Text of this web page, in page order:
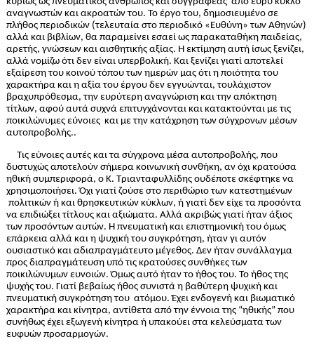
αναγνωστών και ακροατών του. Το έργο του, δημοσιευμένο σε
πλήθος περιοδικών (τελευταία στο περιοδικό «Ευθύνη» των Αθηνών)
αλλά και βιβλίων, θα παραμείνει εσαεί ως παρακαταθήκη παιδείας,
αρετής, γνώσεων και αισθητικής αξίας. Η εκτίμηση αυτή ίσως ξενίζει,
αλλά νομίζω ότι δεν είναι υπερβολική. Και ξενίζει γιατί αποτελεί
εξαίρεση του κοινού τόπου των ημερών μας ότι η ποιότητα του
χαρακτήρα και η αξία του έργου δεν εγγυώνται, τουλάχιστον
βραχυπρόθεσμα, την ευρύτερη αναγνώριση και την απόκτηση
τίτλων, αφού αυτά συχνά επιτυγχάνονται και κατακτούνται με τις
ποικιλώνυμες εύνοιες και με την κατάχρηση των σύγχρονων μέσων
αυτοπροβολής..
Τις εύνοιες αυτές και τα σύγχρονα μέσα αυτοπροβολής, που
δυστυχώς αποτελούν σήμερα κοινωνική συνθήκη, αν όχι κρατούσα
ηθική συμπεριφορά, ο Κ. Τριανταφυλλίδης ουδέποτε σκέφτηκε να
χρησιμοποιήσει. Όχι γιατί ζούσε στο περιθώριο των κατεστημένων
πολιτικών ή και θρησκευτικών κύκλων, ή γιατί δεν είχε τα προσόντα
να επιδιώξει τίτλους και αξιώματα. Αλλά ακριβώς γιατί ήταν άξιος
των προσόντων αυτών. Η πνευματική και επιστημονική του όμως
επάρκεια αλλά και η ψυχική του συγκρότηση, ήταν γι αυτόν
ουσιαστικό και αδιαπραγμάτευτο μέγεθος. Δεν ήταν συνάλλαγμα
προς διαπραγμάτευση υπό τις κρατούσες συνθήκες των
ποικιλώνυμων ευνοιών. Όμως αυτό ήταν το ήθος του. Το ήθος της
ψυχής του. Γιατί βεβαίως ήθος συνιστά η βαθύτερη ψυχική και
πνευματική συγκρότηση του ατόμου. Έχει ενδογενή και βιωματικό
χαρακτήρα και κίνητρα, αντίθετα από την έννοια της “ηθικής” που
συνήθως έχει εξωγενή κίνητρα ή υπακούει στα κελεύσματα των
ευφυών προσαρμογών.